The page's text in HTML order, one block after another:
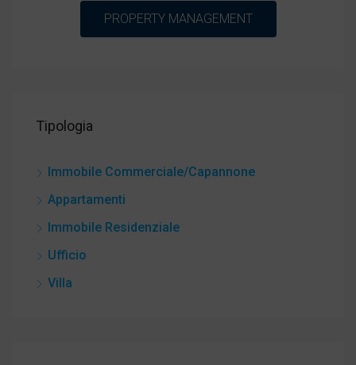
PROPERTY MANAGEMENT
Tipologia
Immobile Commerciale/Capannone
Appartamenti
Immobile Residenziale
Ufficio
Villa